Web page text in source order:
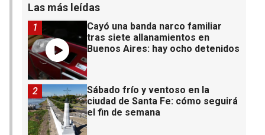
Las más leídas
Cayó una banda narco familiar
tras siete allanamientos en
Buenos Aires: hay ocho detenidos
1
Sábado frío y ventoso en la
ciudad de Santa Fe: cómo seguirá
el fin de semana
2